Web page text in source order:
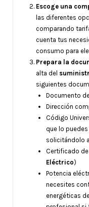
Escoge una
las diferentes
comparando
cuenta tus
consumo para
Prepara la
alta del
siguientes
Documento
Dirección
Código
que lo
solicitándolo
Certificado
Eléctrico)
Potencia
necesites
energéticas